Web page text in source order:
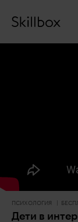
ПСИХОЛОГИЯ
Дети в